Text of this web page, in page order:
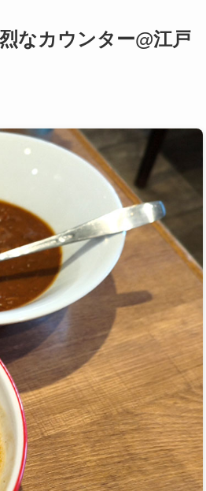
なカウンター@江戸